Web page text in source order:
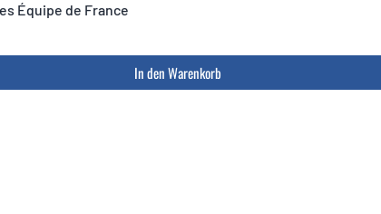
Équipe de France
In den Warenkorb